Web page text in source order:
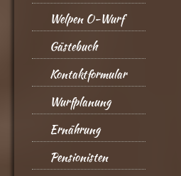
Welpen O-Wurf
Gästebuch
Kontaktformular
Wurfplanung
Ernährung
Pensionisten